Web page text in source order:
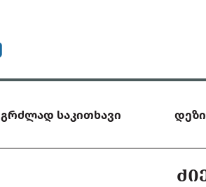
გრძლად საკითხავი